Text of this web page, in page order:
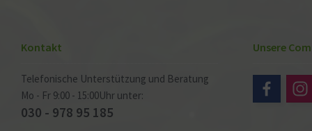
Kontakt
Telefonische Unterstützung und Beratung
Mo - Fr 9:00 - 15:00Uhr unter:
030 - 978 95 185
Unsere